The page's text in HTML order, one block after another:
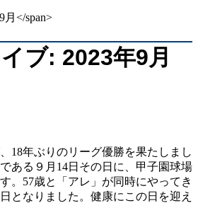
月</span>
ブ: 2023年9月
18年ぶりのリーグ優勝を果たしまし
ある９月14日その日に、甲子園球場
。57歳と「アレ」が同時にやってき
となりました。健康にこの日を迎え